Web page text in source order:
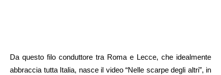
Da questo filo conduttore tra Roma e Lecce, che idealmente
abbraccia tutta Italia, nasce il video “Nelle scarpe degli altri”, in